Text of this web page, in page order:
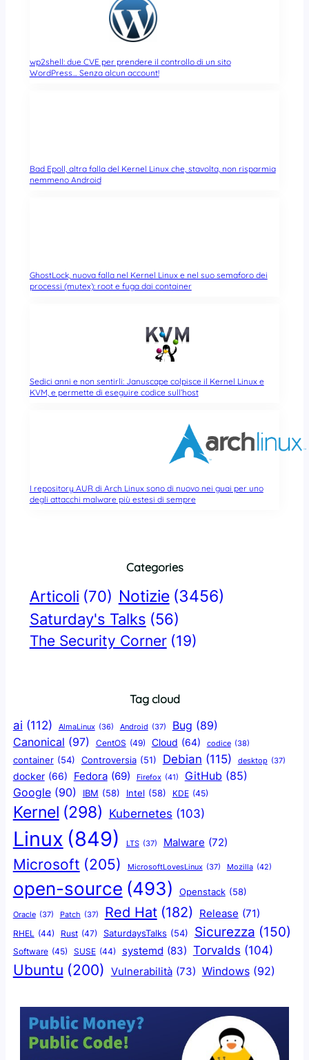
wp2shell: due CVE per prendere il controllo di un sito
WordPress… Senza alcun account!
Bad Epoll, altra falla del Kernel Linux che, stavolta, non risparmia
nemmeno Android
GhostLock, nuova falla nel Kernel Linux e nel suo semaforo dei
processi (mutex): root e fuga dai container
Sedici anni e non sentirli: Januscape colpisce il Kernel Linux e
KVM, e permette di eseguire codice sull’host
I repository AUR di Arch Linux sono di nuovo nei guai per uno
degli attacchi malware più estesi di sempre
Categories
Articoli (70) Notizie (3456)
Saturday's Talks (56)
The Security Corner (19)
Tag cloud
ai (112) AlmaLinux (36) Android (37) Bug (89)
Canonical (97) CentOS (49) Cloud (64) codice (38)
container (54) Controversia (51) Debian (115) desktop (37)
docker (66) Fedora (69) Firefox (41) GitHub (85)
Google (90) IBM (58) Intel (58) KDE (45)
Kernel (298) Kubernetes (103)
Linux (849) LTS (37) Malware (72)
Microsoft (205) MicrosoftLovesLinux (37) Mozilla (42)
open-source (493) Openstack (58)
Oracle (37) Patch (37) Red Hat (182) Release (71)
RHEL (44) Rust (47) SaturdaysTalks (54) Sicurezza (150)
Software (45) SUSE (44) systemd (83) Torvalds (104)
Ubuntu (200) Vulnerabilità (73) Windows (92)